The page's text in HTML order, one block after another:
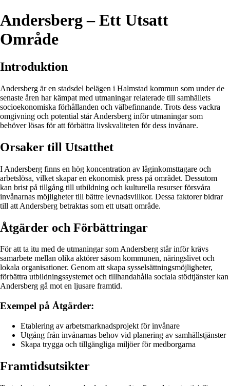
Andersberg – Ett Utsatt
Område
Introduktion
Andersberg är en stadsdel belägen i Halmstad kommun som under de
senaste åren har kämpat med utmaningar relaterade till samhällets
socioekonomiska förhållanden och välbefinnande. Trots dess vackra
omgivning och potential står Andersberg inför utmaningar som
behöver lösas för att förbättra livskvaliteten för dess invånare.
Orsaker till Utsatthet
I Andersberg finns en hög koncentration av låginkomsttagare och
arbetslösa, vilket skapar en ekonomisk press på området. Dessutom
kan brist på tillgång till utbildning och kulturella resurser försvåra
invånarnas möjligheter till bättre levnadsvillkor. Dessa faktorer bidrar
till att Andersberg betraktas som ett utsatt område.
Åtgärder och Förbättringar
För att ta itu med de utmaningar som Andersberg står inför krävs
samarbete mellan olika aktörer såsom kommunen, näringslivet och
lokala organisationer. Genom att skapa sysselsättningsmöjligheter,
förbättra utbildningssystemet och tillhandahålla sociala stödtjänster kan
Andersberg gå mot en ljusare framtid.
Exempel på Åtgärder:
Etablering av arbetsmarknadsprojekt för invånare
Utgång från invånarnas behov vid planering av samhällstjänster
Skapa trygga och tillgängliga miljöer för medborgarna
Framtidsutsikter